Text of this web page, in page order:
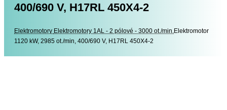
400/690 V, H17RL 450X4-2
Elektromotory Elektromotory
Elektromotory 1AL - 2 pólové - 3000 ot./min.Elektromotor
1120 kW, 2985 ot./min, 400/690 V, H17RL 450X4-2